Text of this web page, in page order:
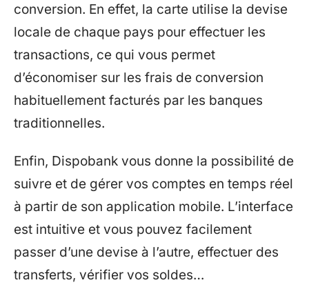
conversion. En effet, la carte utilise la devise
locale de chaque pays pour effectuer les
transactions, ce qui vous permet
d’économiser sur les frais de conversion
habituellement facturés par les banques
traditionnelles.
Enfin, Dispobank vous donne la possibilité de
suivre et de gérer vos comptes en temps réel
à partir de son application mobile. L’interface
est intuitive et vous pouvez facilement
passer d’une devise à l’autre, effectuer des
transferts, vérifier vos soldes…